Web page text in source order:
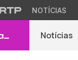
NOTÍCIAS
Notícias